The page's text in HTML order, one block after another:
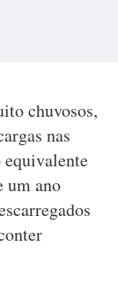
chuvosos,
nas
equivalente
um ano